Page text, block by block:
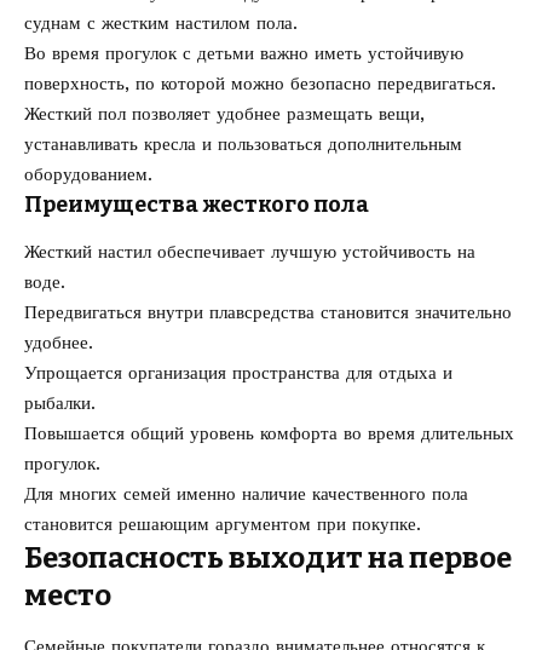
суднам с жестким настилом пола.
Во время прогулок с детьми важно иметь устойчивую
поверхность, по которой можно безопасно передвигаться.
Жесткий пол позволяет удобнее размещать вещи,
устанавливать кресла и пользоваться дополнительным
оборудованием.
Преимущества жесткого пола
Жесткий настил обеспечивает лучшую устойчивость на
воде.
Передвигаться внутри плавсредства становится значительно
удобнее.
Упрощается организация пространства для отдыха и
рыбалки.
Повышается общий уровень комфорта во время длительных
прогулок.
Для многих семей именно наличие качественного пола
становится решающим аргументом при покупке.
Безопасность выходит на первое
место